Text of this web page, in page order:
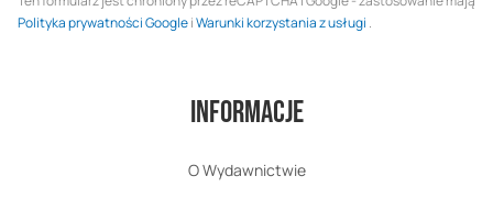
Polityka prywatności GoogleiWarunki korzystania z usługi .
Informacje
O Wydawnictwie